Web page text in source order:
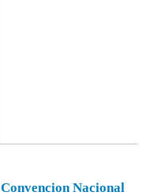
Convencion Nacional